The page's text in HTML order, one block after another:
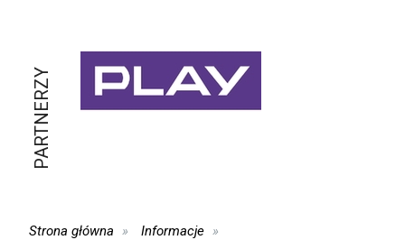
PARTNERZY
Strona główna
Informacje